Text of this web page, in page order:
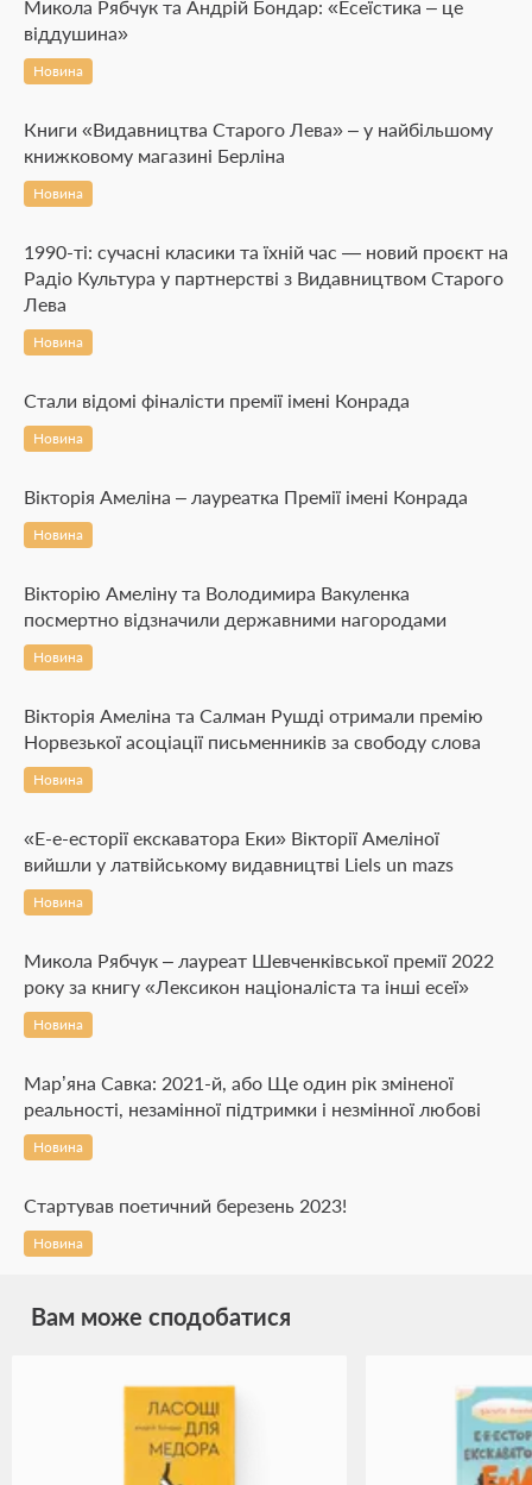
Микола Рябчук та Андрій Бондар: «Есеїстика – це
віддушина»
Новина
Книги «Видавництва Старого Лева» – у найбільшому
книжковому магазині Берліна
Новина
1990-ті: сучасні класики та їхній час — новий проєкт на
Радіо Культура у партнерстві з Видавництвом Старого
Лева
Новина
Стали відомі фіналісти премії імені Конрада
Новина
Вікторія Амеліна – лауреатка Премії імені Конрада
Новина
Вікторію Амеліну та Володимира Вакуленка
посмертно відзначили державними нагородами
Новина
Вікторія Амеліна та Салман Рушді отримали премію
Норвезької асоціації письменників за свободу слова
Новина
«Е-е-есторії екскаватора Еки» Вікторії Амеліної
вийшли у латвійському видавництві Liels un mazs
Новина
Микола Рябчук – лауреат Шевченківської премії 2022
року за книгу «Лексикон націоналіста та інші есеї»
Новина
Мар’яна Савка: 2021-й, або Ще один рік зміненої
реальності, незамінної підтримки і незмінної любові
Новина
Стартував поетичний березень 2023!
Новина
Вам може сподобатися